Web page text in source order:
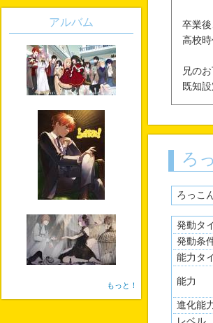
卒業
高校
兄の
既知
☆５＝
（短
ろ
ろっこ
発動タ
発動条
能力タ
能力
進化能
アルバム
もっと！